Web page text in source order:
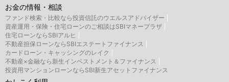
お金の情報・相談
ファンド検索・比較なら投資信託のウエルスアドバイザー
資産運用・保険・住宅ローンのご相談はSBIマネープラザ
住宅ローンならSBIアルヒ
不動産担保ローンならSBIエステートファイナンス
カードローン・キャッシングのレイク
不動産×金融なら新生インベストメント＆ファイナンス
投資用マンションローンならSBI新生アセットファイナンス